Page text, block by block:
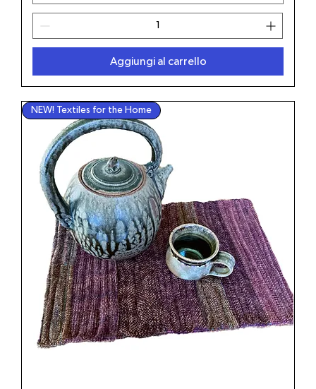
Aggiungi al carrello
NEW! Textiles for the Home